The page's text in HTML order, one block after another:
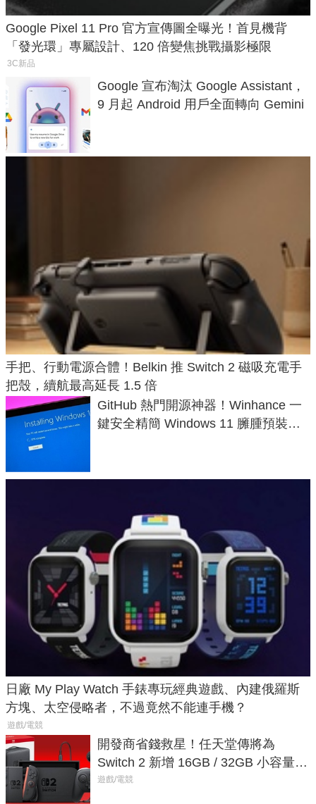
Google Pixel 11 Pro 官方宣傳圖全曝光！首見機背
「發光環」專屬設計、120 倍變焦挑戰攝影極限
3C新品
Google 宣布淘汰 Google Assistant，
9 月起 Android 用戶全面轉向 Gemini
手把、行動電源合體！Belkin 推 Switch 2 磁吸充電手
把殼，續航最高延長 1.5 倍
GitHub 熱門開源神器！Winhance 一
鍵安全精簡 Windows 11 臃腫預裝軟
日廠 My Play Watch 手錶專玩經典遊戲、內建俄羅斯
方塊、太空侵略者，不過竟然不能連手機？
遊戲/電競
開發商省錢救星！任天堂傳將為
Switch 2 新增 16GB / 32GB 小容量遊
戲卡的選擇
遊戲/電競